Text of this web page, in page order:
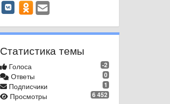
Статистика темы
-2
Голоса
0
Ответы
1
Подписчики
6 452
Просмотры